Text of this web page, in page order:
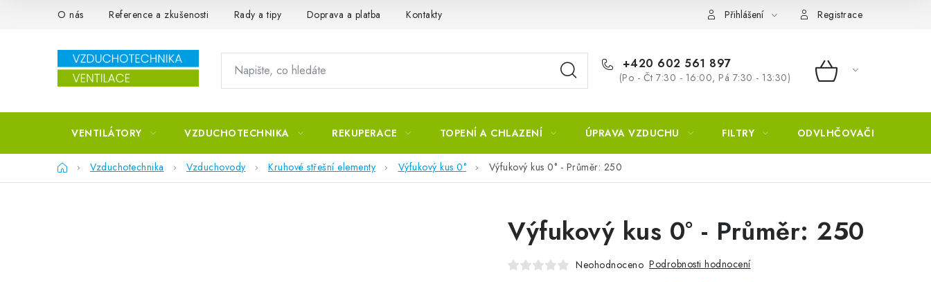
Přejít na obsahO nás Reference a zkušenosti Rady a tipy Doprava a platba Kontakty Přihlášení Registrace
+420 602 561 897
(Po - Čt 7:30 - 16:00, Pá 7:30 - 13:30) NÁKUPNÍ
VENTILÁTORY VZDUCHOTECHNIKA REKUPERACE TOPENÍ A CHLAZENÍ ÚPRAVA VZDUCHU FILTRY ODVLHČOVAČE
DomůVzduchotechnika Vzduchovody Kruhové střešní elementy Výfukový kus 0° Výfukový kus 0° - Průměr: 250
Výfukový kus 0° - Průměr: 250
Neohodnoceno Podrobnosti hodnocení